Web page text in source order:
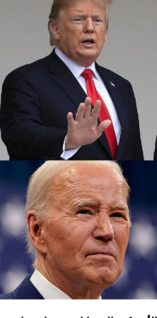
أخرى رحلاتها من وإلى
على خلفية تصاعد التوتر
السياسي لحماس في
في الحزب بغارة إسرائيلية
الاثنين الماضي، أنها ستوقف
وبيروت وطهران وأربيل في
على “تحليل أمني حالي”.
مجالها الجوي لمدة سبع
المسيرة والصواريخ
على غارة إسرائيلية على
سفارة طهران في دمشق قتل فيها 16 شخصًا منهم مسؤول
في إسرائيل بعد أن أعلنت
فؤاد شكر في غارة